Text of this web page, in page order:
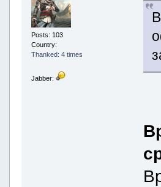
Posts: 103
Country:
Thanked: 4 times
Jabber: